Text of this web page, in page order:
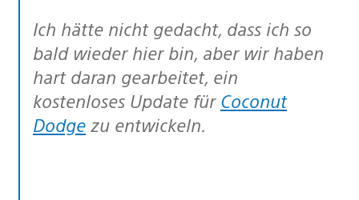
Ich hätte nicht gedacht, dass ich so
bald wieder hier bin, aber wir haben
hart daran gearbeitet, ein
kostenloses Update für Coconut
Dodge zu entwickeln.